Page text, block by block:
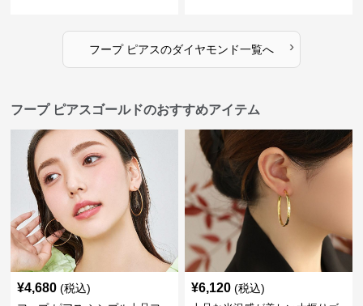
フープ ピアスのダイヤモンド一覧へ ›
フープ ピアスゴールドのおすすめアイテム
¥4,680 (税込) ¥6,120 (税込)